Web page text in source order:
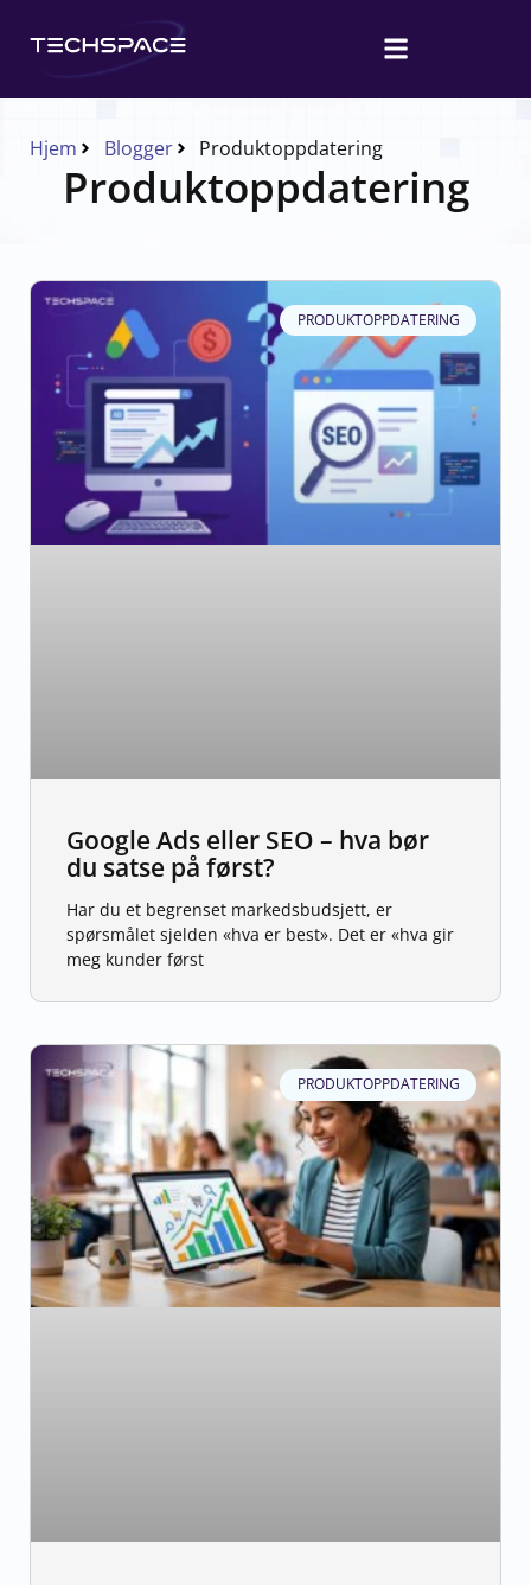
Hjem Blogger Produktoppdatering
Produktoppdatering
PRODUKTOPPDATERING
Google Ads eller SEO – hva bør
du satse på først?
Har du et begrenset markedsbudsjett, er
spørsmålet sjelden «hva er best». Det er «hva gir
meg kunder først
PRODUKTOPPDATERING